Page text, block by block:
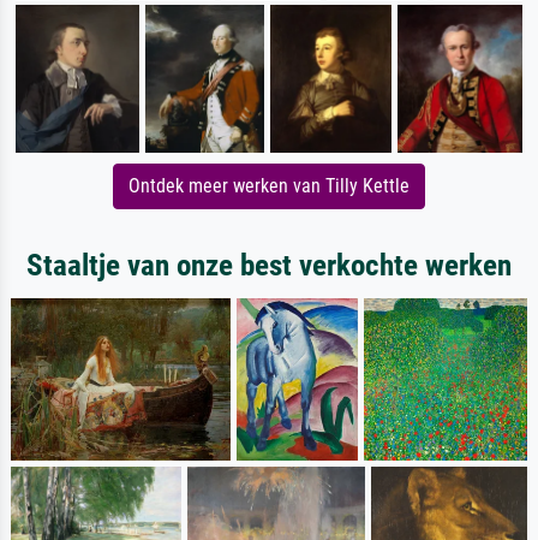
Ontdek meer werken van Tilly Kettle
Staaltje van onze best verkochte werken